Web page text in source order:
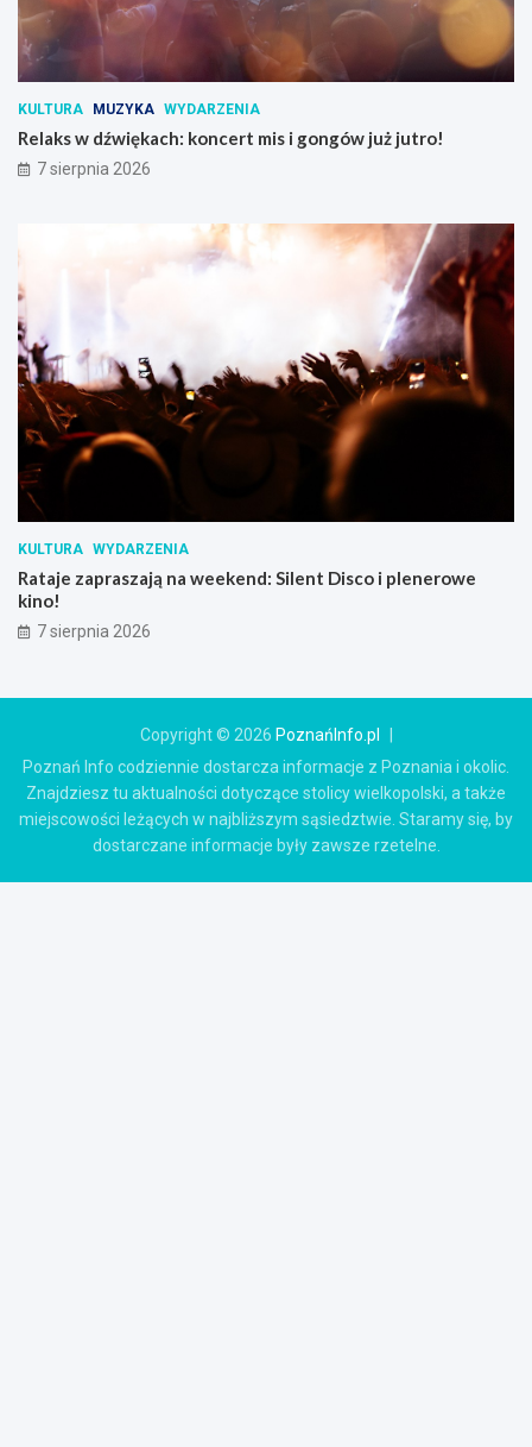
KULTURA MUZYKA WYDARZENIA
Relaks w dźwiękach: koncert mis i gongów już jutro!
7 sierpnia 2026
KULTURA WYDARZENIA
Rataje zapraszają na weekend: Silent Disco i plenerowe
kino!
7 sierpnia 2026
Copyright © 2026 PoznańInfo.pl
Poznań Info codziennie dostarcza informacje z Poznania i okolic.
Znajdziesz tu aktualności dotyczące stolicy wielkopolski, a także
miejscowości leżących w najbliższym sąsiedztwie. Staramy się, by
dostarczane informacje były zawsze rzetelne.